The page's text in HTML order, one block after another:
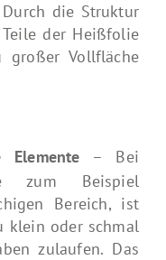
die Struktur
der Heißfolie
Vollfläche
– Bei
zum Beispiel
Bereich, ist
klein oder schmal
zulaufen. Das